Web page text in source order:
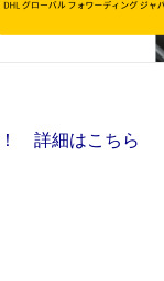
！ 詳細はこちら